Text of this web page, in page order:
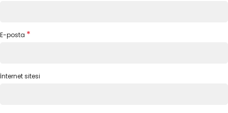
E-posta *
İnternet sitesi